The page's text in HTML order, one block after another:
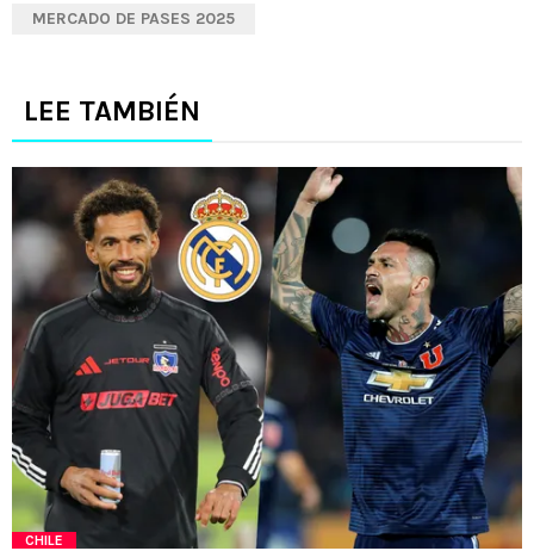
MERCADO DE PASES 2025
LEE TAMBIÉN
CHILE